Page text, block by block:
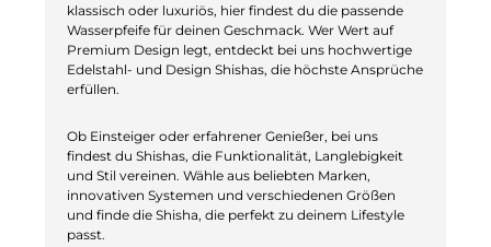
klassisch oder luxuriös, hier findest du die passende
Wasserpfeife für deinen Geschmack. Wer Wert auf
Premium Design legt, entdeckt bei uns hochwertige
Edelstahl- und Design Shishas, die höchste Ansprüche
erfüllen.
Ob Einsteiger oder erfahrener Genießer, bei uns
findest du Shishas, die Funktionalität, Langlebigkeit
und Stil vereinen. Wähle aus beliebten Marken,
innovativen Systemen und verschiedenen Größen
und finde die Shisha, die perfekt zu deinem Lifestyle
passt.